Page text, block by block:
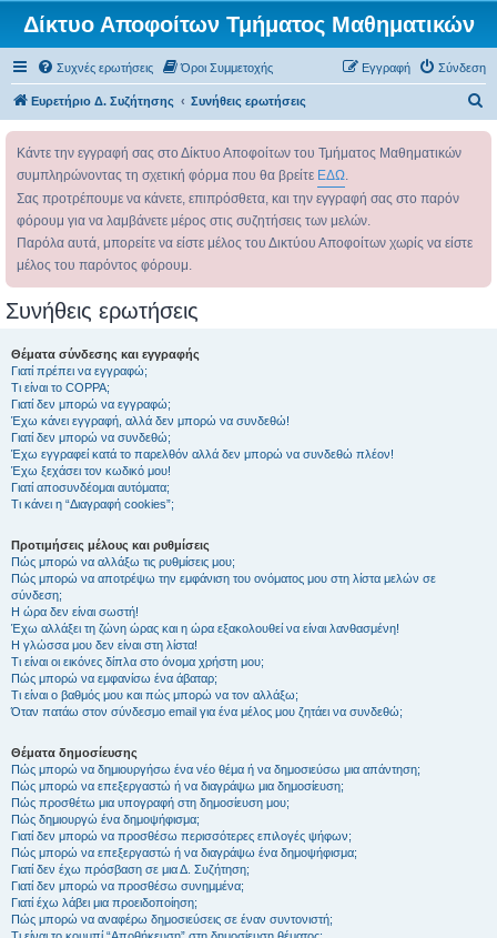
Δίκτυο Αποφοίτων Τμήματος Μαθηματικών
Συχνές ερωτήσεις Όροι Συμμετοχής Σύνδεση
Εγγραφή
Ευρετήριο Δ. Συζήτησης Συνήθεις ερωτήσεις
σ
Κάντε την εγγραφή σας στο Δίκτυο Αποφοίτων του Τμήματος Μαθηματικών
συμπληρώνοντας τη σχετική φόρμα που θα βρείτε ΕΔΩ.
Σας προτρέπουμε να κάνετε, επιπρόσθετα, και την εγγραφή σας στο παρόν
φόρουμ για να λαμβάνετε μέρος στις συζητήσεις των μελών.
Παρόλα αυτά, μπορείτε να είστε μέλος του Δικτύου Αποφοίτων χωρίς να είστε
μέλος του παρόντος φόρουμ.
Συνήθεις ερωτήσεις
Θέματα σύνδεσης και εγγραφής
Γιατί πρέπει να εγγραφώ;
Τι είναι το COPPA;
Γιατί δεν μπορώ να εγγραφώ;
Έχω κάνει εγγραφή, αλλά δεν μπορώ να συνδεθώ!
Γιατί δεν μπορώ να συνδεθώ;
Έχω εγγραφεί κατά το παρελθόν αλλά δεν μπορώ να συνδεθώ πλέον!
Έχω ξεχάσει τον κωδικό μου!
Γιατί αποσυνδέομαι αυτόματα;
Τι κάνει η “Διαγραφή cookies”;
Προτιμήσεις μέλους και ρυθμίσεις
Πώς μπορώ να αλλάξω τις ρυθμίσεις μου;
Πώς μπορώ να αποτρέψω την εμφάνιση του ονόματος μου στη λίστα μελών σε
σύνδεση;
Η ώρα δεν είναι σωστή!
Έχω αλλάξει τη ζώνη ώρας και η ώρα εξακολουθεί να είναι λανθασμένη!
Η γλώσσα μου δεν είναι στη λίστα!
Τι είναι οι εικόνες δίπλα στο όνομα χρήστη μου;
Πώς μπορώ να εμφανίσω ένα άβαταρ;
Τι είναι ο βαθμός μου και πώς μπορώ να τον αλλάξω;
Όταν πατάω στον σύνδεσμο email για ένα μέλος μου ζητάει να συνδεθώ;
Θέματα δημοσίευσης
Πώς μπορώ να δημιουργήσω ένα νέο θέμα ή να δημοσιεύσω μια απάντηση;
Πώς μπορώ να επεξεργαστώ ή να διαγράψω μια δημοσίευση;
Πώς προσθέτω μια υπογραφή στη δημοσίευση μου;
Πώς δημιουργώ ένα δημοψήφισμα;
Γιατί δεν μπορώ να προσθέσω περισσότερες επιλογές ψήφων;
Πώς μπορώ να επεξεργαστώ ή να διαγράψω ένα δημοψήφισμα;
Γιατί δεν έχω πρόσβαση σε μια Δ. Συζήτηση;
Γιατί δεν μπορώ να προσθέσω συνημμένα;
Γιατί έχω λάβει μια προειδοποίηση;
Πώς μπορώ να αναφέρω δημοσιεύσεις σε έναν συντονιστή;